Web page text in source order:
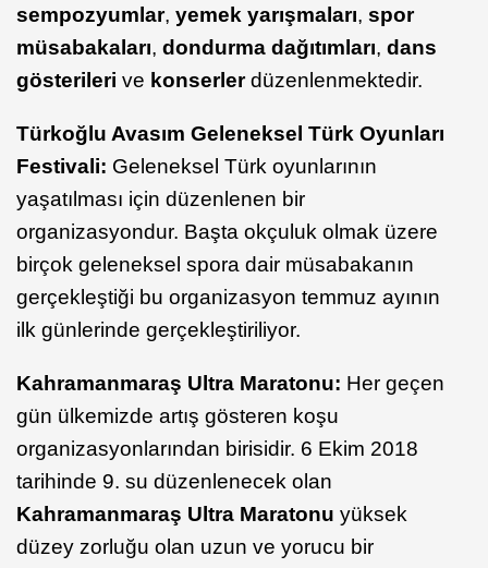
sempozyumlar, yemek yarışmaları, spor
müsabakaları, dondurma dağıtımları, dans
gösterileri ve konserlerdüzenlenmektedir.
Türkoğlu Avasım Geleneksel Türk Oyunları
Festivali: Geleneksel Türk oyunlarının
yaşatılması için düzenlenen bir
organizasyondur. Başta okçuluk olmak üzere
birçok geleneksel spora dair müsabakanın
gerçekleştiği bu organizasyon temmuz ayının
ilk günlerinde gerçekleştiriliyor.
Kahramanmaraş Ultra Maratonu: Her geçen
gün ülkemizde artış gösteren koşu
organizasyonlarından birisidir. 6 Ekim 2018
tarihinde 9. su düzenlenecek olan
Kahramanmaraş Ultra Maratonu yüksek
düzey zorluğu olan uzun ve yorucu bir